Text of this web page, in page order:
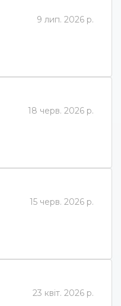
9 лип. 2026 р.
18 черв. 2026 р.
15 черв. 2026 р.
23 квіт. 2026 р.